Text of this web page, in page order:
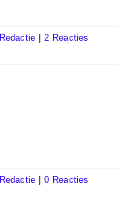
Redactie
2 Reacties
Redactie
0 Reacties